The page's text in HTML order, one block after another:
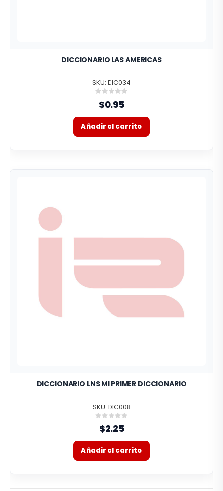
DICCIONARIO LAS AMERICAS
SKU: DIC034
Rating:
0%
$0.95
Añadir al carrito
DICCIONARIO LNS MI PRIMER DICCIONARIO
SKU: DIC008
Rating:
0%
$2.25
Añadir al carrito